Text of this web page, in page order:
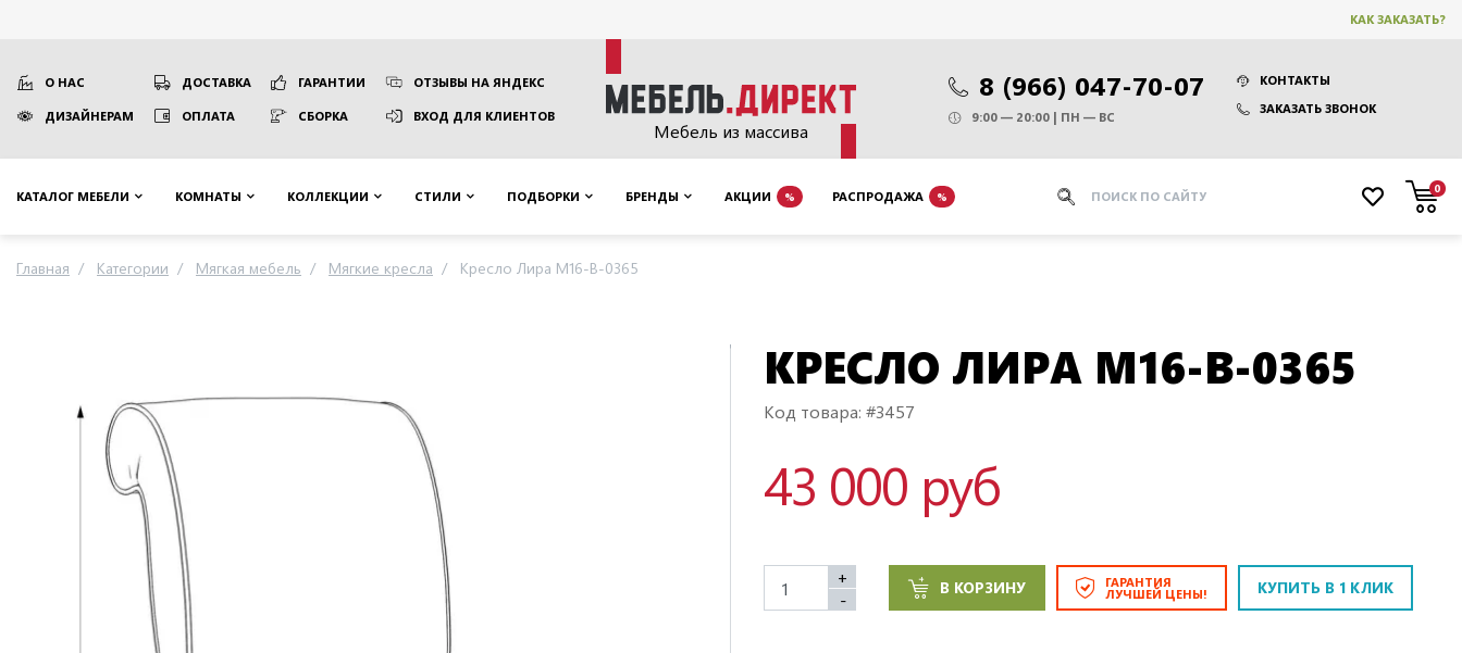
КАК ЗАКАЗАТЬ?
Мебель из массива
О НАС ДОСТАВКА ГАРАНТИИ ОТЗЫВЫ НА ЯНДЕКС
ДИЗАЙНЕРАМ ОПЛАТА СБОРКА ВХОД ДЛЯ КЛИЕНТОВ
8 (966) 047-70-07
КОНТАКТЫ
ЗАКАЗАТЬ ЗВОНОК
9:00 — 20:00 | ПН — ВС
КАТАЛОГ МЕБЕЛИ КОМНАТЫ КОЛЛЕКЦИИ СТИЛИ ПОДБОРКИ БРЕНДЫ АКЦИИ % РАСПРОДАЖА %
0
Главная Категории Мягкая мебель Мягкие кресла Кресло Лира M16-B-0365
КРЕСЛО ЛИРА M16-B-0365
Код товара: #3457
43 000 руб
+
-
В КОРЗИНУ ГАРАНТИЯ
ЛУЧШЕЙ ЦЕНЫ! КУПИТЬ В 1 КЛИК